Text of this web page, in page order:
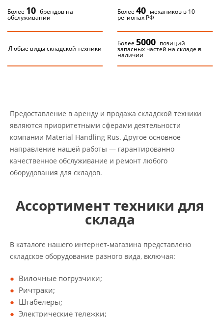
Более 10 брендов на
обслуживании
Более 40 механиков в 10
регионах РФ
Любые виды складской техники
Более 5000 позиций
запасных частей на складе в
наличии
Предоставление в аренду и продажа складской техники
являются приоритетными сферами деятельности
компании Material Handling Rus. Другое основное
направление нашей работы — гарантированно
качественное обслуживание и ремонт любого
оборудования для складов.
Ассортимент техники для
склада
В каталоге нашего интернет-магазина представлено
складское оборудование разного вида, включая:
Вилочные погрузчики;
Ричтраки;
Штабелеры;
Электрические тележки;